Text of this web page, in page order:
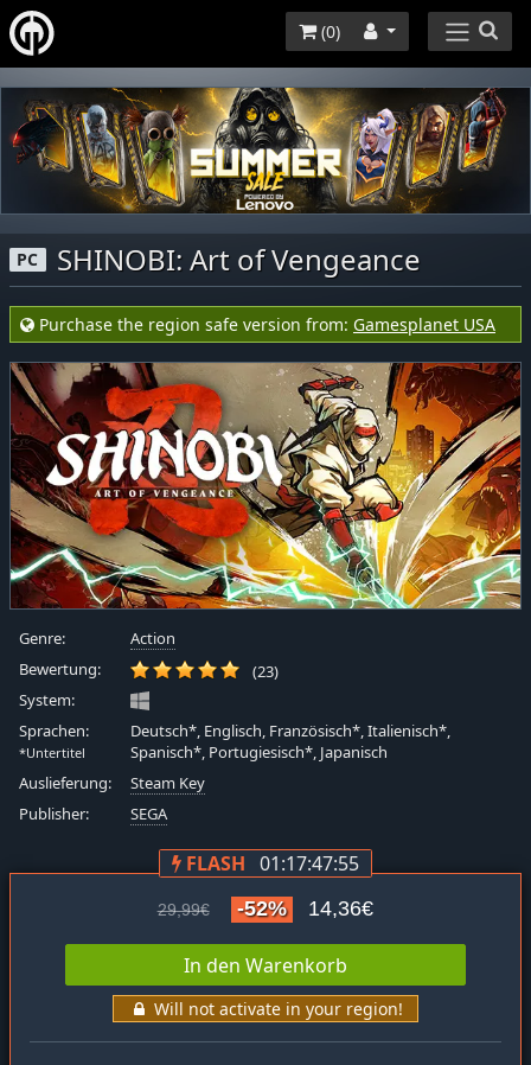
(0)
PC SHINOBI: Art of Vengeance
Purchase the region safe version from: Gamesplanet USA
Genre:
Action
Bewertung:
(23)
System:
Sprachen:
*Untertitel
Deutsch*, Englisch, Französisch*, Italienisch*,
Spanisch*, Portugiesisch*, Japanisch
Auslieferung:
Steam Key
Publisher:
SEGA
FLASH 01:17:47:54
29,99€ -52% 14,36€
In den Warenkorb
Will not activate in your region!